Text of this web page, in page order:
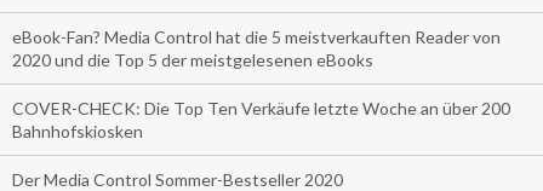
eBook-Fan? Media Control hat die 5 meistverkauften Reader von
2020 und die Top 5 der meistgelesenen eBooks
COVER-CHECK: Die Top Ten Verkäufe letzte Woche an über 200
Bahnhofskiosken
Der Media Control Sommer-Bestseller 2020